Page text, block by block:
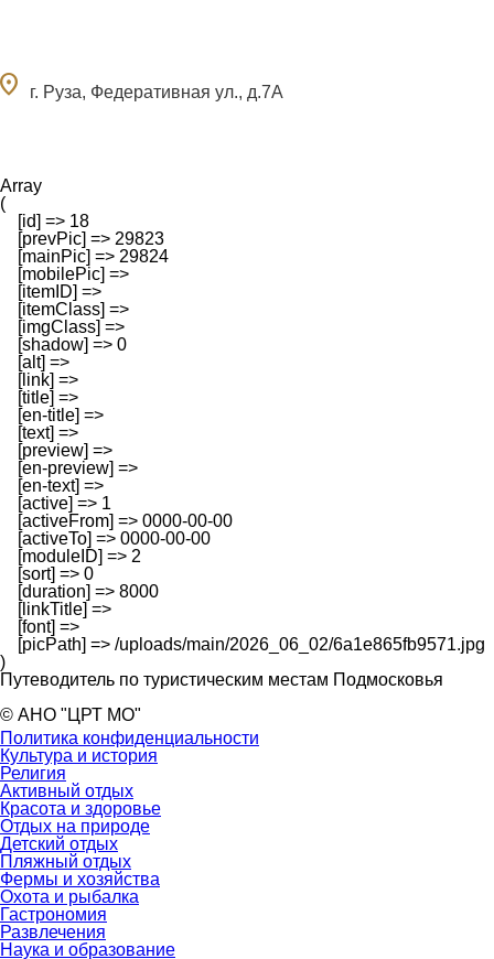
г. Руза, Федеративная ул., д.7А
Array
(
    [id] => 18
    [prevPic] => 29823
    [mainPic] => 29824
    [mobilePic] =>
    [itemID] =>
    [itemClass] =>
    [imgClass] =>
    [shadow] => 0
    [alt] =>
    [link] =>
    [title] =>
    [en-title] =>
    [text] =>
    [preview] =>
    [en-preview] =>
    [en-text] =>
    [active] => 1
    [activeFrom] => 0000-00-00
    [activeTo] => 0000-00-00
    [moduleID] => 2
    [sort] => 0
    [duration] => 8000
    [linkTitle] =>
    [font] =>
    [picPath] => /uploads/main/2026_06_02/6a1e865fb9571.jpg
Путеводитель по туристическим местам Подмосковья
© АНО "ЦРТ МО"
Политика конфиденциальности
Культура и история
Религия
Активный отдых
Красота и здоровье
Отдых на природе
Детский отдых
Пляжный отдых
Фермы и хозяйства
Охота и рыбалка
Гастрономия
Развлечения
Наука и образование